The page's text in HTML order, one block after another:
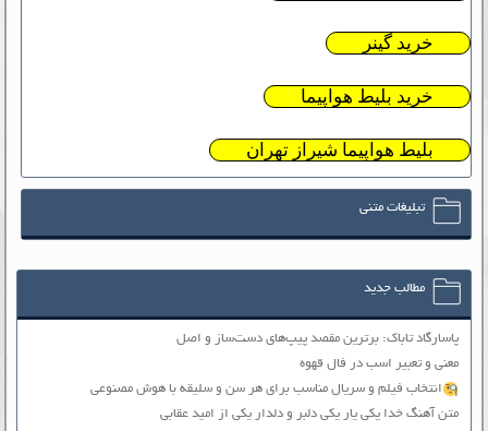
خرید گینر
خرید بلیط هواپیما
بلیط هواپیما شیراز تهران
تبلیغات متنی
مطالب جدید
پاسارگاد تاباک: برترین مقصد پیپ‌های دست‌ساز و اصل
معنی و تعبیر اسب در فال قهوه
انتخاب فیلم و سریال مناسب برای هر سن و سلیقه با هوش مصنوعی
متن آهنگ خدا یکی یار یکی دلبر و دلدار یکی از امید عقابی